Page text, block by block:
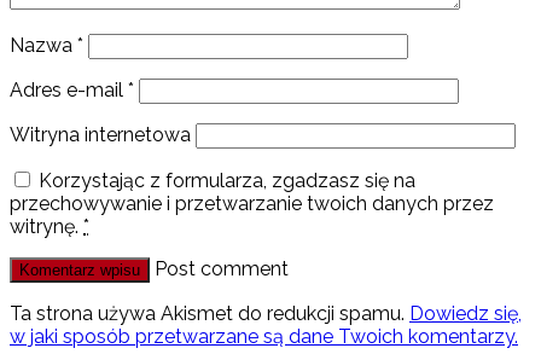
Nazwa *
Adres e-mail *
Witryna internetowa
Korzystając z formularza, zgadzasz się na
przechowywanie i przetwarzanie twoich danych przez
witrynę. *
Post comment
Ta strona używa Akismet do redukcji spamu. Dowiedz się,
w jaki sposób przetwarzane są dane Twoich komentarzy.